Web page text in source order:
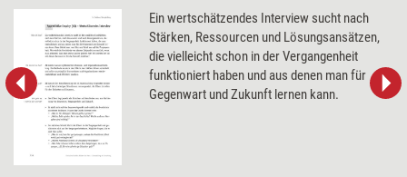
Ein wertschätzendes Interview sucht nach
Stärken, Ressourcen und Lösungsansätzen,
die vielleicht schon in der Vergangenheit
funktioniert haben und aus denen man für
Gegenwart und Zukunft lernen kann.